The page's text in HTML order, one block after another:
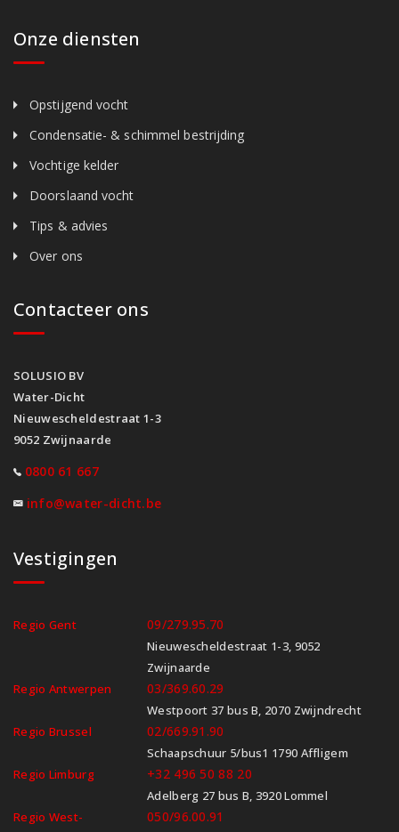
Onze diensten
Opstijgend vocht
Condensatie- & schimmel bestrijding
Vochtige kelder
Doorslaand vocht
Tips & advies
Over ons
Contacteer ons
SOLUSIO BV
Water-Dicht
Nieuwescheldestraat 1-3
9052 Zwijnaarde
0800 61 667
info@water-dicht.be
Vestigingen
Regio Gent 09/279.95.70
Nieuwescheldestraat 1-3, 9052
Zwijnaarde
Regio Antwerpen
03/369.60.29
Westpoort 37 bus B, 2070 Zwijndrecht
Regio Brussel
02/669.91.90
Schaapschuur 5/bus1 1790 Affligem
Regio Limburg
+32 496 50 88 20
Adelberg 27 bus B, 3920 Lommel
Regio West-
050/96.00.91